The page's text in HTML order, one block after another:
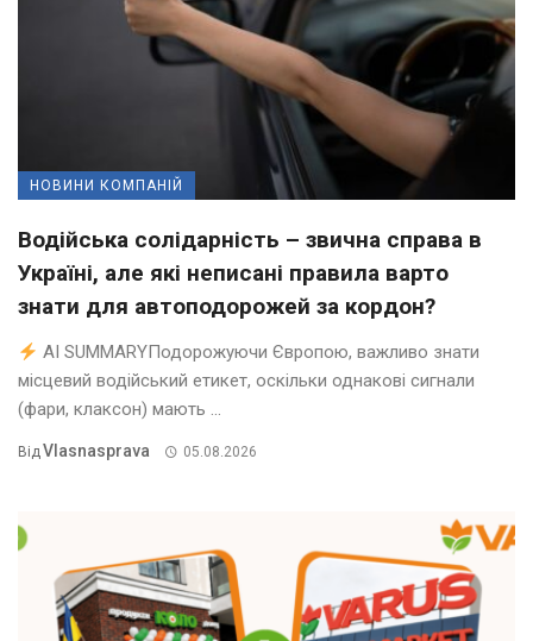
НОВИНИ КОМПАНІЙ
Водійська солідарність – звична справа в
Україні, але які неписані правила варто
знати для автоподорожей за кордон?
AI SUMMARYПодорожуючи Європою, важливо знати
місцевий водійський етикет, оскільки однакові сигнали
(фари, клаксон) мають ...
ВідVlasnasprava 05.08.2026